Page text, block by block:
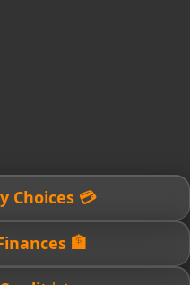
💳 Smarter Money Choices
🏦 Master Your Finances